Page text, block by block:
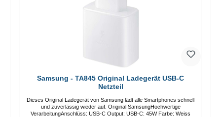
Samsung - TA845 Original Ladegerät USB-C
Netzteil
Dieses Original Ladegerät von Samsung lädt alle Smartphones schnell
und zuverlässig wieder auf. Original SamsungHochwertige
VerarbeitungAnschlüss: USB-C Output: USB-C: 45W Farbe: Weiss